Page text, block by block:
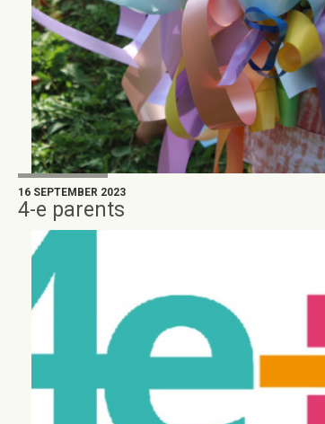
16 SEPTEMBER 2023
4-e parents